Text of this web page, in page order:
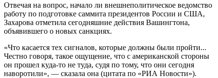
Отвечая на вопрос, начало ли внешнеполитическое ведомство
работу по подготовке саммита президентов России и США,
Захарова отметила сегодняшние действия Вашингтона,
объявившего о новых санкциях.
«Что касается тех сигналов, которые должны были пройти...
Честно говоря, такое ощущение, что с американской стороны
он прошел куда-то не туда, судя по тому, что они сегодня
наворотили», — сказала она (цитата по «РИА Новости»).